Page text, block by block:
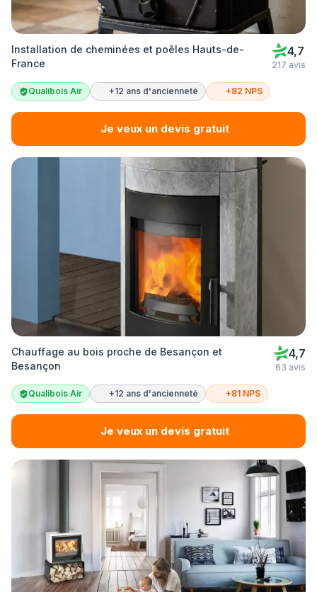
Installation de cheminées et poêles Hauts-de-
France
4,7
217 avis
Qualibois Air +12 ans d'ancienneté +82 NPS
Je veux un devis gratuit
Chauffage au bois proche de Besançon et
Besançon
4,7
63 avis
Qualibois Air +12 ans d'ancienneté +81 NPS
Je veux un devis gratuit